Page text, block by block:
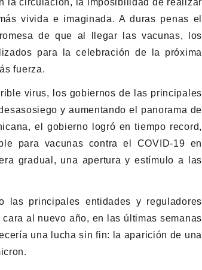
vivida e imaginada. A duras penas el
de que al llegar las vacunas, los
para la celebración de la próxima
fuerza.
virus, los gobiernos de las principales
y aumentando el panorama de
el gobierno logró en tiempo record,
para vacunas contra el COVID-19 en
gradual, una apertura y estímulo a las
las principales entidades y reguladores
al nuevo año, en las últimas semanas
una lucha sin fin: la aparición de una